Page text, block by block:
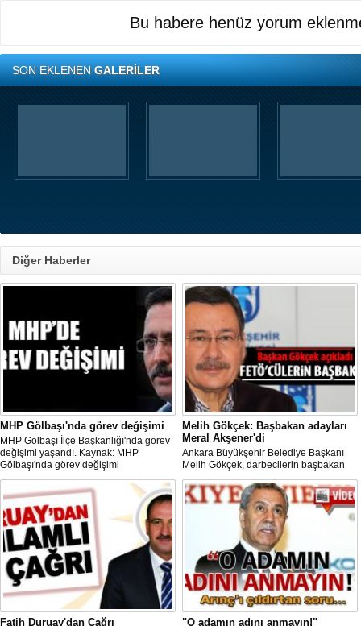
Bu habere henüz yorum
SON EKLENENGALERİLER
Diğer Haberler
MHP Gölbaşı'nda görev değişimi
MHP Gölbaşı İlçe Başkanlığı'nda görev
değişimi yaşandı. Kaynak: MHP
Gölbaşı'nda görev değişimi
Melih Gökçek: Başbakan adayları
Meral Akşener'di
Ankara Büyükşehir Belediye Başkanı
Melih Gökçek, darbecilerin başbakan
adayının Meral Akşener olduğunu
söyledi.Siyaset / 30 Temmuz 2016
Cumartesi 14:30
Fatih Duruay'dan Çağrı "O adamın adını anmayın!"